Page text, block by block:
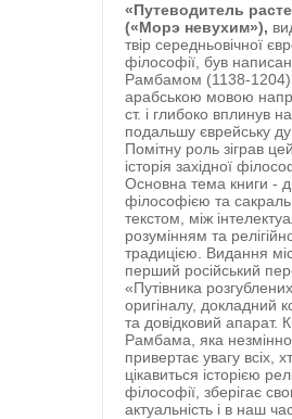
«Путеводитель
(«Морэ невухим»),
твір середньовічної
філософії, був
Рамбамом (1138-1204)
арабською мовою
ст. і глибоко вплинув
подальшу єврейську
Помітну роль зіграв цей
історія західної
Основна тема книги -
філософією та
текстом, між
розумінням та
традицією. Видання
перший російський
«Путівника
оригіналу, докладний
та довідковий апарат.
Рамбама, яка незмінно
привертає увагу всіх,
цікавиться історією
філософії, зберігає
актуальність і в наш